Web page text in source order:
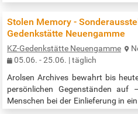
kenntnisreich und engagiert die
Die Möglichkeit,…
Stolen Memory -
Gedenkstätte Neuengamme
KZ-Gedenkstätte Neuengamme
05.06. - 25.06. | täglich
Arolsen Archives bewahrt bis
persönlichen Gegenständen
Menschen bei der Einlieferung in